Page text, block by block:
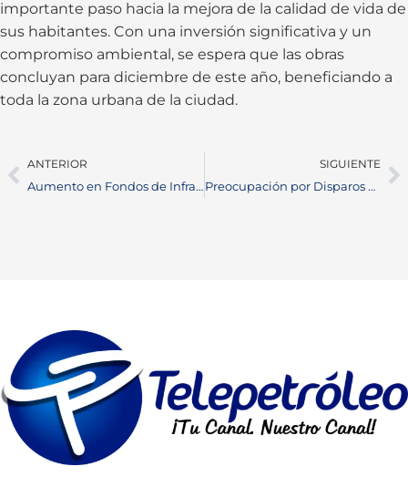
importante paso hacia la mejora de la calidad de vida de
sus habitantes. Con una inversión significativa y un
compromiso ambiental, se espera que las obras
concluyan para diciembre de este año, beneficiando a
toda la zona urbana de la ciudad.
ANTERIOR
Aumento en Fondos de Infraestructura Educativa: Impulso para la Calidad Educativa en Barrancabermeja
SIGUIENTE
Preocupación por Disparos al Aire en Funeral de Joven Asesinado